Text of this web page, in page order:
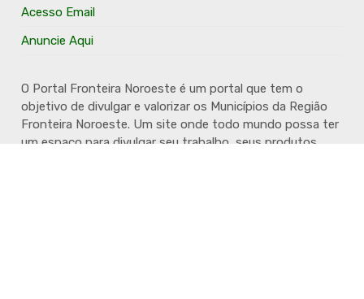
Acesso Email
Anuncie Aqui
O Portal Fronteira Noroeste é um portal que tem o
objetivo de divulgar e valorizar os Municípios da Região
Fronteira Noroeste. Um site onde todo mundo possa ter
um espaço para divulgar seu trabalho, seus produtos,